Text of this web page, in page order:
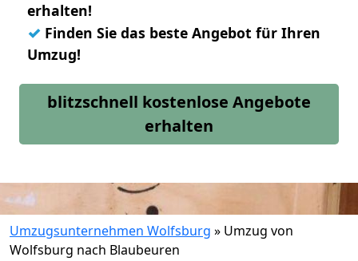
erhalten!
✓ Finden Sie das beste Angebot für Ihren
Umzug!
blitzschnell kostenlose Angebote
erhalten
Umzugsunternehmen Wolfsburg » Umzug von
Wolfsburg nach Blaubeuren